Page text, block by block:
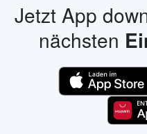
Jetzt App
nächsten